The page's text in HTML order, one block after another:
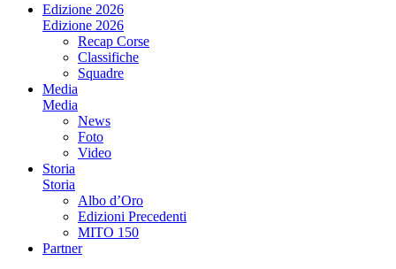
Edizione 2026
Edizione 2026
Recap Corse
Classifiche
Squadre
Media
Media
News
Foto
Video
Storia
Storia
Albo d’Oro
Edizioni Precedenti
MITO 150
Partner